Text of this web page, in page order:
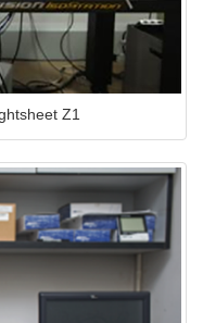
Z1